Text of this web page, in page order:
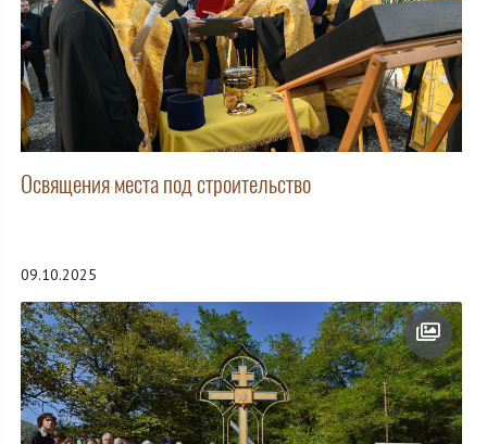
Освящения места под строительство
09.10.2025